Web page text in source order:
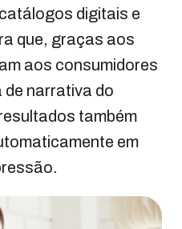
digitais e
que, graças aos
aos consumidores
de narrativa do
também
em